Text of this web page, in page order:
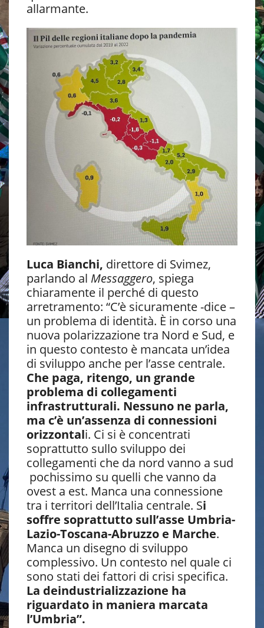
allarmante.
Luca Bianchi, direttore di Svimez,
parlando al Messaggero, spiega
chiaramente il perché di questo
arretramento: “C’è sicuramente -dice –
un problema di identità. È in corso una
nuova polarizzazione tra Nord e Sud, e
in questo contesto è mancata un’idea
di sviluppo anche per l’asse centrale.
Che paga, ritengo, un grande
problema di collegamenti
infrastrutturali. Nessuno ne parla,
ma c’è un’assenza di connessioni
orizzontali. Ci si è concentrati
soprattutto sullo sviluppo dei
collegamenti che da nord vanno a sud
pochissimo su quelli che vanno da
ovest a est. Manca una connessione
tra i territori dell’Italia centrale. Si
soffre soprattutto sull’asse Umbria-
Lazio-Toscana-Abruzzo e Marche.
Manca un disegno di sviluppo
complessivo. Un contesto nel quale ci
sono stati dei fattori di crisi specifica.
La deindustrializzazione ha
riguardato in maniera marcata
l’Umbria”.